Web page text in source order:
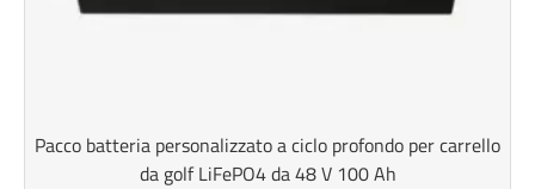
Pacco batteria personalizzato a ciclo profondo per carrello
da golf LiFePO4 da 48 V 100 Ah